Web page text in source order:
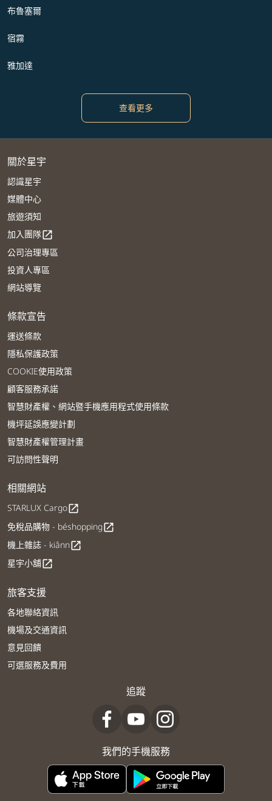
布魯塞爾
宿霧
雅加達
查看更多
關於星宇
認識星宇
媒體中心
旅遊須知
加入團隊open_in_new
公司治理專區
投資人專區
網站導覽
條款宣告
運送條款
隱私保護政策
COOKIE使用政策
顧客服務承諾
智慧財產權、網站暨手機應用程式使用條款
機坪延誤應變計劃
智慧財產權管理計畫
可訪問性聲明
相關網站
STARLUX Cargoopen_in_new
免稅品購物 - béshoppingopen_in_new
機上雜誌 - kiânnopen_in_new
星宇小舖open_in_new
旅客支援
各地聯絡資訊
機場及交通資訊
意見回饋
可選服務及費用
追蹤
我們的手機服務